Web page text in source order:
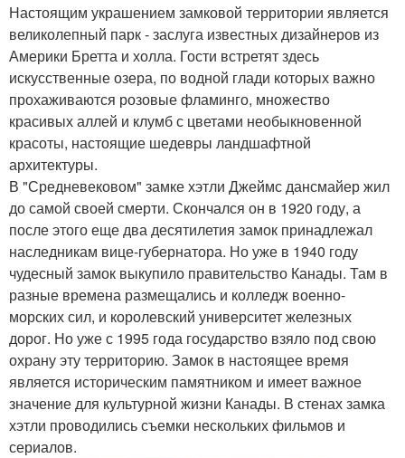
Настоящим украшением замковой территории является
великолепный парк - заслуга известных дизайнеров из
Америки Бретта и холла. Гости встретят здесь
искусственные озера, по водной глади которых важно
прохаживаются розовые фламинго, множество
красивых аллей и клумб с цветами необыкновенной
красоты, настоящие шедевры ландшафтной
архитектуры.
В "Средневековом" замке хэтли Джеймс дансмайер жил
до самой своей смерти. Скончался он в 1920 году, а
после этого еще два десятилетия замок принадлежал
наследникам вице-губернатора. Но уже в 1940 году
чудесный замок выкупило правительство Канады. Там в
разные времена размещались и колледж военно-
морских сил, и королевский университет железных
дорог. Но уже с 1995 года государство взяло под свою
охрану эту территорию. Замок в настоящее время
является историческим памятником и имеет важное
значение для культурной жизни Канады. В стенах замка
хэтли проводились съемки нескольких фильмов и
сериалов.